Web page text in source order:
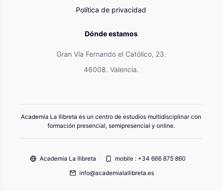
Política de privacidad
Dónde estamos
Gran Vía Fernando el Católico, 23.
46008. Valencia.
Academia La llibreta es un centro de estudios multidisciplinar con
formación presencial, semipresencial y online.
Academia La llibreta
mobile : +34 666 875 860
info@academialallibreta.es